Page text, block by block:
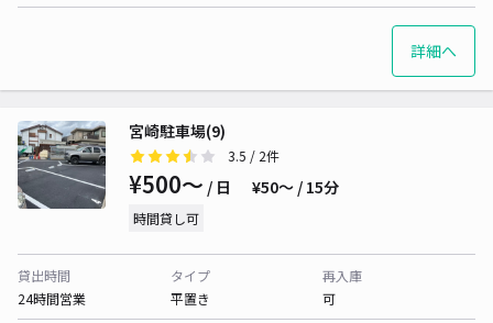
詳細へ
宮崎駐車場(9)
3.5 / 2件
¥500〜 / 日 ¥50〜 / 15分
時間貸し可
貸出時間
24時間営業
タイプ
平置き
再入庫
可